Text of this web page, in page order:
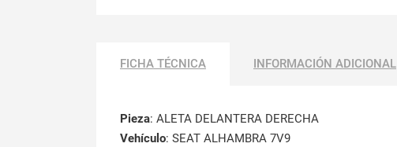
FICHA TÉCNICA INFORMACIÓN ADICIONAL
Pieza: ALETA DELANTERA DERECHA
Vehículo: SEAT ALHAMBRA 7V9